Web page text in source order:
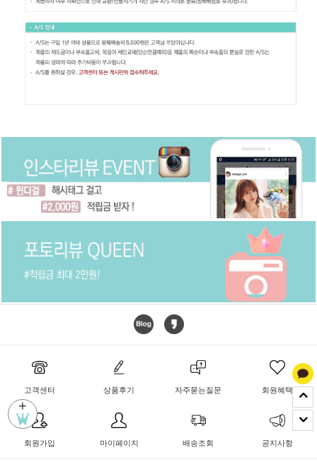
+
고객센터 상품후기 자주묻는질문 회원혜택
회원가입 마이페이지 배송조회 공지사항